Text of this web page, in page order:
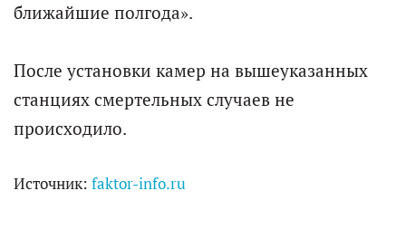
ближайшие полгода».
После установки камер на вышеуказанных
станциях смертельных случаев не
происходило.
Источник: faktor-info.ru